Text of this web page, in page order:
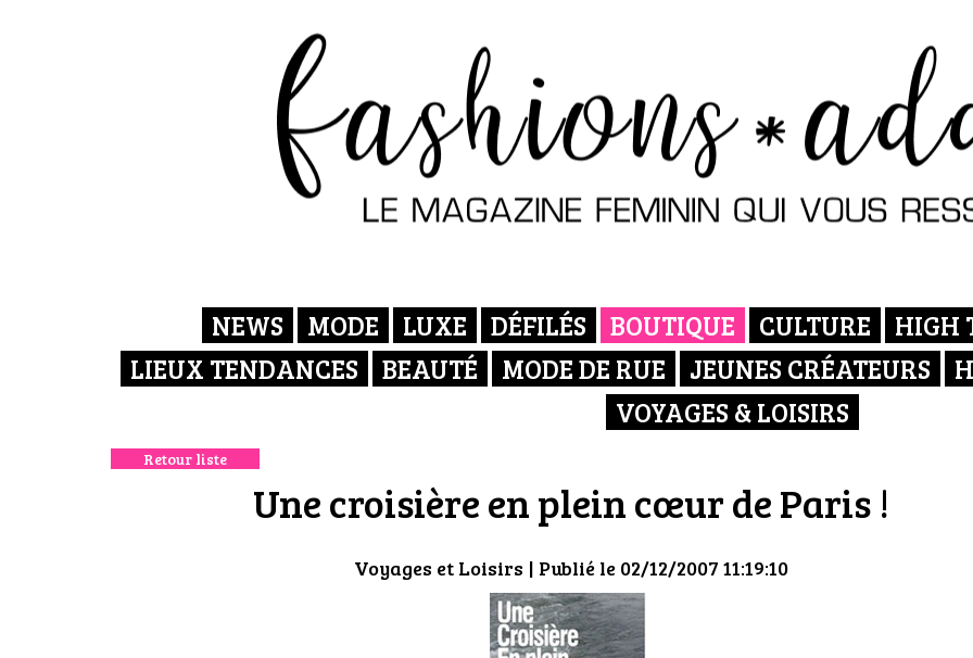
NEWS MODE LUXE DÉFILÉS BOUTIQUE CULTURE HIGH
LIEUX TENDANCES
BEAUTÉ MODE DE RUE JEUNES CRÉATEURS
VOYAGES & LOISIRS
Retour liste
Une croisière en plein cœur de Paris !
Voyages et Loisirs | Publié le 02/12/2007 11:19:10